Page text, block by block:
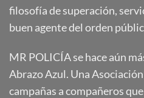
filosofía de superación,
buen agente del orden
MR POLICÍA se hace aún
Abrazo Azul. Una
campañas a compañeros